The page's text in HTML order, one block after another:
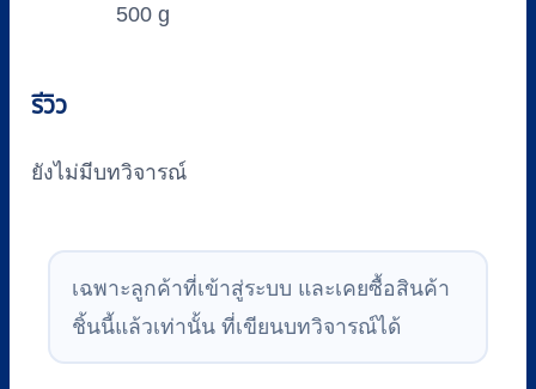
500 g
รีวิว
ยังไม่มีบทวิจารณ์
เฉพาะลูกค้าที่เข้าสู่ระบบ และเคยซื้อสินค้า
ชิ้นนี้แล้วเท่านั้น ที่เขียนบทวิจารณ์ได้